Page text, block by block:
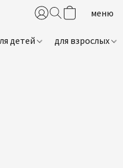
детей для взрослых